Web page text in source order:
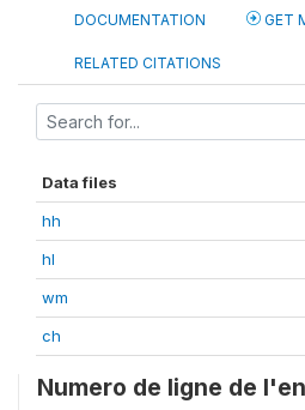
DOCUMENTATION GET
RELATED CITATIONS
Data files
hh
hl
wm
ch
Numero de ligne de